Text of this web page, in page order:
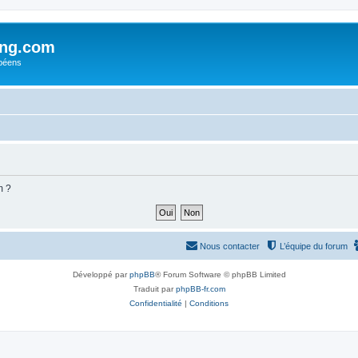
?
L’équipe du forum
Nous contacter
Développé parphpBB® Forum Software © phpBB Limited
Traduit parphpBB-fr.com
Confidentialité | Conditions